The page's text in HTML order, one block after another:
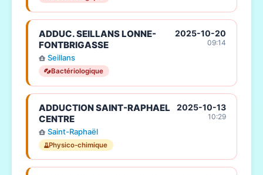
ADDUC. SEILLANS LONNE-
FONTBRIGASSE
Seillans
Bactériologique
2025-10-20
09:14
ADDUCTION SAINT-RAPHAEL
CENTRE
Saint-Raphaël
Physico-chimique
2025-10-13
10:29